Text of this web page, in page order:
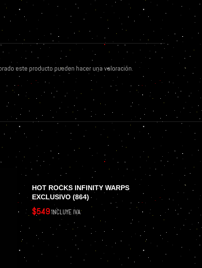
este producto pueden hacer una valoración.
HOT ROCKS INFINITY WARPS
EXCLUSIVO (864)
$549 INCLUYE IVA
AÑADIR AL CARRITO